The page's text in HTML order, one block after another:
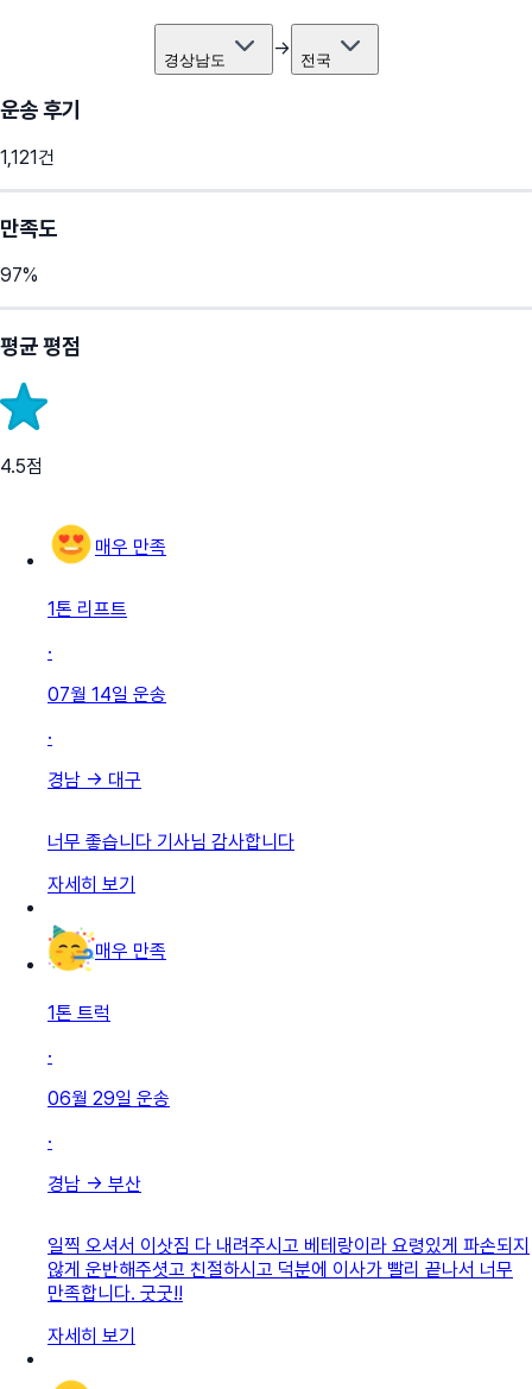
경상남도 → 전국
운송 후기
1,121건
만족도
97%
평균 평점
4.5점
매우 만족
1톤 리프트
·
07월 14일 운송
·
경남 → 대구
너무 좋습니다 기사님 감사합니다
자세히 보기
매우 만족
1톤 트럭
·
06월 29일 운송
·
경남 → 부산
일찍 오셔서 이삿짐 다 내려주시고 베테랑이라 요령있게 파손되지
않게 운반해주셧고 친절하시고 덕분에 이사가 빨리 끝나서 너무
만족합니다. 굿굿!!
자세히 보기